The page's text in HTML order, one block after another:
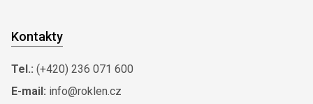
Kontakty
Tel.: (+420) 236 071 600
E-mail: info@roklen.cz